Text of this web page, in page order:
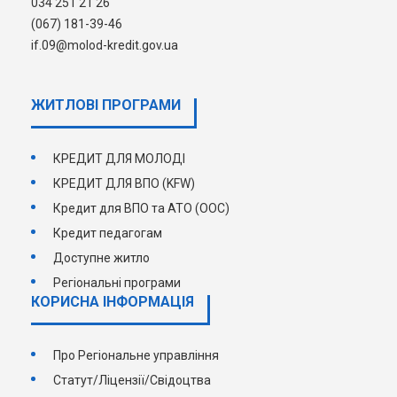
(067) 181-39-46
if.09@molod-kredit.gov.ua
ЖИТЛОВІ ПРОГРАМИ
КРЕДИТ ДЛЯ МОЛОДІ
КРЕДИТ ДЛЯ ВПО (KFW)
Кредит для ВПО та АТО (ООС)
Кредит педагогам
Доступне житло
Регіональні програми
КОРИСНА ІНФОРМАЦІЯ
Про Регіональне управління
Статут/Ліцензії/Свідоцтва